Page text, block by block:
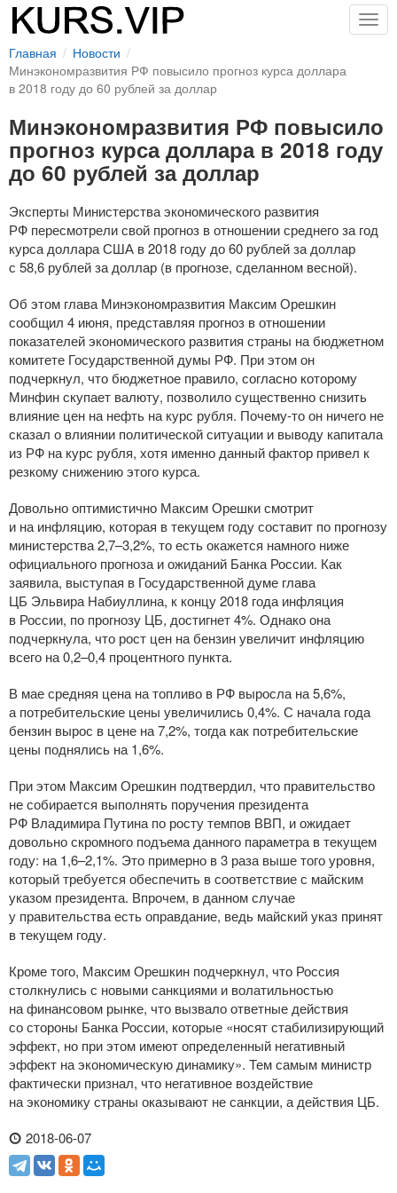
Главная
Новости
Минэкономразвития РФ повысило прогноз курса доллара
в 2018 году до 60 рублей за доллар
Минэкономразвития РФ повысило
прогноз курса доллара в 2018 году
до 60 рублей за доллар
Эксперты Министерства экономического развития
РФ пересмотрели свой прогноз в отношении среднего за год
курса доллара США в 2018 году до 60 рублей за доллар
с 58,6 рублей за доллар (в прогнозе, сделанном весной).
Об этом глава Минэкономразвития Максим Орешкин
сообщил 4 июня, представляя прогноз в отношении
показателей экономического развития страны на бюджетном
комитете Государственной думы РФ. При этом он
подчеркнул, что бюджетное правило, согласно которому
Минфин скупает валюту, позволило существенно снизить
влияние цен на нефть на курс рубля. Почему-тоон ничего не
сказал о влиянии политической ситуации и выводу капитала
из РФ на курс рубля, хотя именно данный фактор привел к
резкому снижению этого курса.
Довольно оптимистично Максим Орешки смотрит
и на инфляцию, которая в текущем году составит по прогнозу
министерства 2,7–3,2%, то есть окажется намного ниже
официального прогноза и ожиданий Банка России. Как
заявила, выступая в Государственной думе глава
ЦБ Эльвира Набиуллина, к концу 2018 года инфляция
в России, по прогнозу ЦБ, достигнет 4%. Однако она
подчеркнула, что рост цен на бензин увеличит инфляцию
всего на 0,2–0,4 процентного пункта.
В мае средняя цена на топливо в РФ выросла на 5,6%,
а потребительские цены увеличились 0,4%. С начала года
бензин вырос в цене на 7,2%, тогда как потребительские
цены поднялись на 1,6%.
При этом Максим Орешкин подтвердил, что правительство
не собирается выполнять поручения президента
РФ Владимира Путина по росту темпов ВВП, и ожидает
довольно скромного подъема данного параметра в текущем
году: на 1,6–2,1%. Это примерно в 3 раза выше того уровня,
который требуется обеспечить в соответствие с майским
указом президента. Впрочем, в данном случае
у правительства есть оправдание, ведь майский указ принят
в текущем году.
Кроме того, Максим Орешкин подчеркнул, что Россия
столкнулись с новыми санкциями и волатильностью
на финансовом рынке, что вызвало ответные действия
со стороны Банка России, которые «носят стабилизирующий
эффект, но при этом имеют определенный негативный
эффект на экономическую динамику». Тем самым министр
фактически признал, что негативное воздействие
на экономику страны оказывают не санкции, а действия ЦБ.
2018-06-07